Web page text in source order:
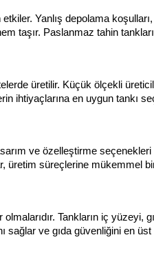
Yanlış depolama
taşır. Paslanmaz tahin
üretilir. Küçük ölçekli
ihtiyaçlarına en uygun tankı
ve özelleştirme
üretim süreçlerine mükemmel
Tankların iç yüzeyi,
sağlar ve gıda güvenliğini en